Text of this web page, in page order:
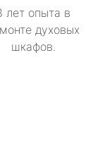
лет опыта в
духовых
шкафов.